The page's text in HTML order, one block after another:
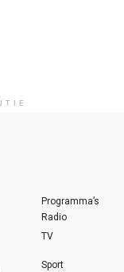
Programma’s
Radio
TV
Sport